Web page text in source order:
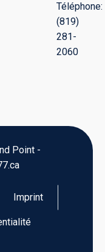
Téléphone:
(819)
281-
2060
Point -
Imprint